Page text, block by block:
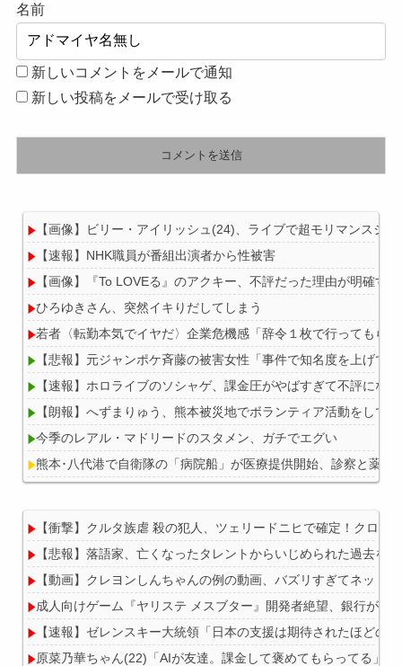
名前
新しいコメントをメールで通知
新しい投稿をメールで受け取る
【画像】ビリー・アイリッシュ(24)、ライブで超モリマンスジ
【速報】NHK職員が番組出演者から性被害
【画像】『To LOVEる』のアクキー、不評だった理由が明確す
ひろゆきさん、突然イキりだしてしまう
若者〈転勤本気でイヤだ〉企業危機感「辞令１枚で行ってもら
【悲報】元ジャンポケ斉藤の被害女性「事件で知名度を上げて
【速報】ホロライブのソシャゲ、課金圧がやばすぎて不評にな
【朗報】へずまりゅう、熊本被災地でボランティア活動をして
今季のレアル・マドリードのスタメン、ガチでエグい
熊本･八代港で自衛隊の「病院船」が医療提供開始、診察と薬
Powered by livedoor 相互RSS
【衝撃】クルタ族虐 殺の犯人、ツェリードニヒで確定！クロロ
【悲報】落語家、亡くなったタレントからいじめられた過去を
【動画】クレヨンしんちゃんの例の動画、バズリすぎてネット
成人向けゲーム『ヤリステ メスブター』開発者絶望、銀行が
【速報】ゼレンスキー大統領「日本の支援は期待されたほどの
原菜乃華ちゃん(22)「AIが友達。課金して褒めてもらってる」